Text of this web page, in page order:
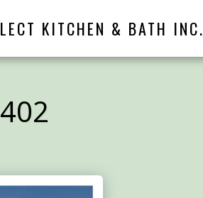
KITCHEN & BATH INC.